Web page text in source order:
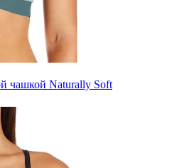
чашкой Naturally Soft